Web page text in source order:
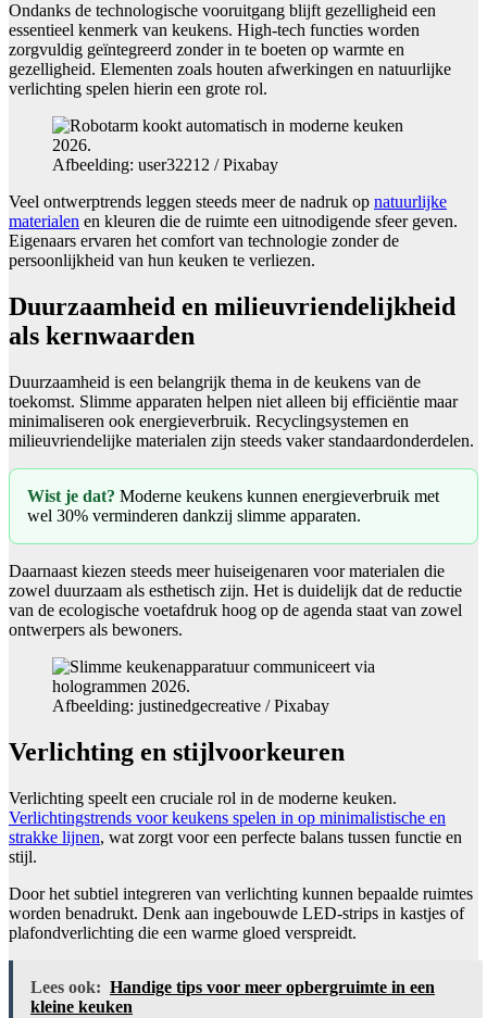
Ondanks de technologische vooruitgang blijft gezelligheid een
essentieel kenmerk van keukens. High-tech functies worden
zorgvuldig geïntegreerd zonder in te boeten op warmte en
gezelligheid. Elementen zoals houten afwerkingen en natuurlijke
verlichting spelen hierin een grote rol.
Afbeelding: user32212 / Pixabay
Veel ontwerptrends leggen steeds meer de nadruk op natuurlijke
materialen en kleuren die de ruimte een uitnodigende sfeer geven.
Eigenaars ervaren het comfort van technologie zonder de
persoonlijkheid van hun keuken te verliezen.
Duurzaamheid en milieuvriendelijkheid
als kernwaarden
Duurzaamheid is een belangrijk thema in de keukens van de
toekomst. Slimme apparaten helpen niet alleen bij efficiëntie maar
minimaliseren ook energieverbruik. Recyclingsystemen en
milieuvriendelijke materialen zijn steeds vaker standaardonderdelen.
Wist je dat? Moderne keukens kunnen energieverbruik met
wel 30% verminderen dankzij slimme apparaten.
Daarnaast kiezen steeds meer huiseigenaren voor materialen die
zowel duurzaam als esthetisch zijn. Het is duidelijk dat de reductie
van de ecologische voetafdruk hoog op de agenda staat van zowel
ontwerpers als bewoners.
Afbeelding: justinedgecreative / Pixabay
Verlichting en stijlvoorkeuren
Verlichting speelt een cruciale rol in de moderne keuken.
Verlichtingstrends voor keukens spelen in op minimalistische en
strakke lijnen, wat zorgt voor een perfecte balans tussen functie en
stijl.
Door het subtiel integreren van verlichting kunnen bepaalde ruimtes
worden benadrukt. Denk aan ingebouwde LED-strips in kastjes of
plafondverlichting die een warme gloed verspreidt.
Lees ook: Handige tips voor meer opbergruimte in een
kleine keuken